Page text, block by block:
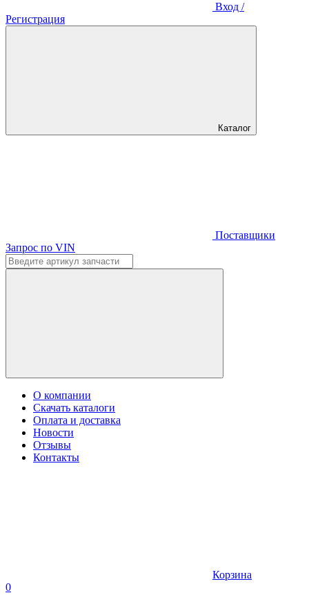
Вход /
Регистрация
Каталог
Поставщики
Запрос по VIN
О компании
Скачать каталоги
Оплата и доставка
Новости
Отзывы
Контакты
Корзина
0